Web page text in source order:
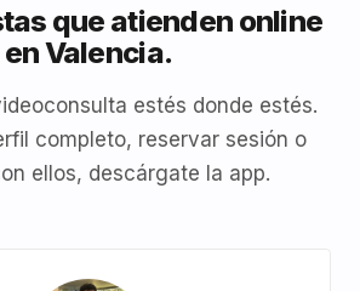
que atienden online
en Valencia.
estés donde estés.
completo, reservar sesión o
ellos, descárgate la app.